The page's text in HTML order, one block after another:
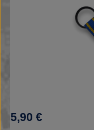
Regulärer Preis:
5,90 €